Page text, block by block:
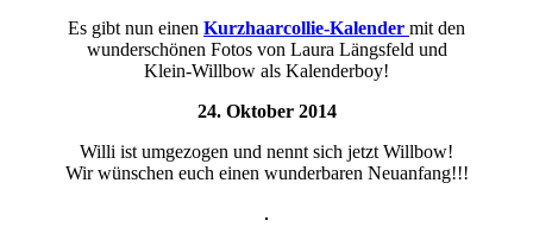
Es gibt nun einen Kurzhaarcollie-Kalender mit den
wunderschönen Fotos von Laura Längsfeld und
Klein-Willbow als Kalenderboy!
24. Oktober 2014
Willi ist umgezogen und nennt sich jetzt Willbow!
Wir wünschen euch einen wunderbaren Neuanfang!!!